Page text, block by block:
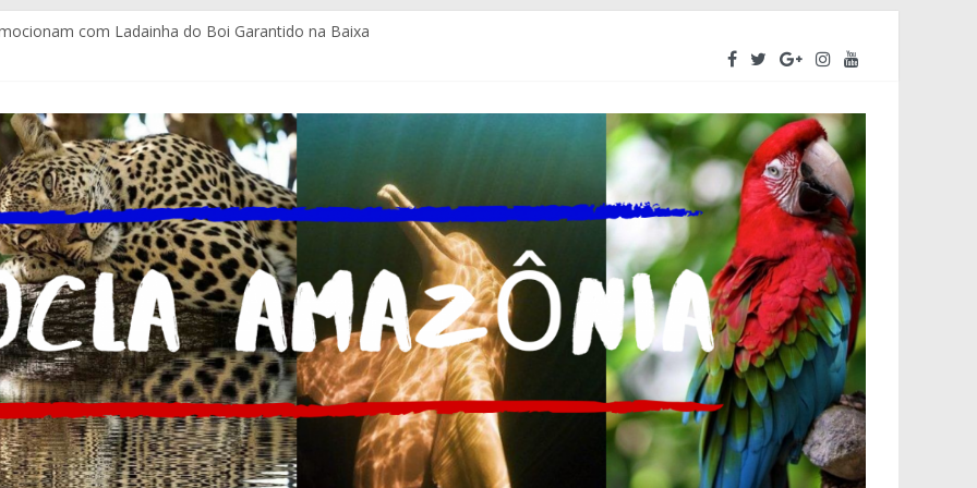
com Ladainha do Boi Garantido na Baixa
e com certificação da Coca-Cola Brasil ajudam pequenos empreendedores a se preparar para o segundo semestre
atendimento policial com Delegacia do Turista no Bumbódromo